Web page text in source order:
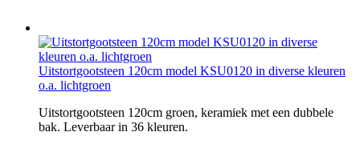
Uitstortgootsteen 120cm model KSU0120 in diverse kleuren
o.a. lichtgroen
Uitstortgootsteen 120cm groen, keramiek met een dubbele
bak. Leverbaar in 36 kleuren.